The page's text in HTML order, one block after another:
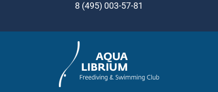
8 (495) 003-57-81